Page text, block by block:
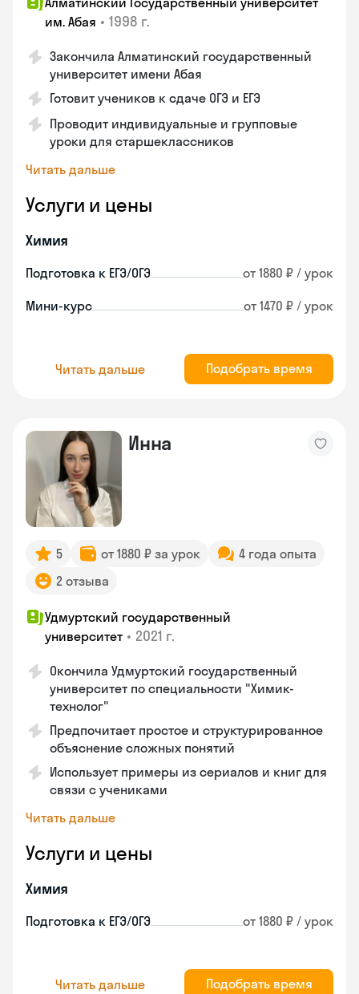
им. Абая • 1998 г.
Закончила Алматинский государственный
университет имени Абая
Готовит учеников к сдаче ОГЭ и ЕГЭ
Проводит индивидуальные и групповые
уроки для старшеклассников
Читать дальше
Услуги и цены
Химия
Подготовка к ЕГЭ/ОГЭ от 1880 ₽ / урок
Мини-курс от 1470 ₽ / урок
Читать дальше Подобрать время
Инна
5 от 1880 ₽ за урок
4 года опыта
2 отзыва
Удмуртский государственный
университет • 2021 г.
Окончила Удмуртский государственный
университет по специальности "Химик-
технолог"
Предпочитает простое и структурированное
объяснение сложных понятий
Использует примеры из сериалов и книг для
связи с учениками
Читать дальше
Услуги и цены
Химия
Подготовка к ЕГЭ/ОГЭ от 1880 ₽ / урок
Читать дальше Подобрать время